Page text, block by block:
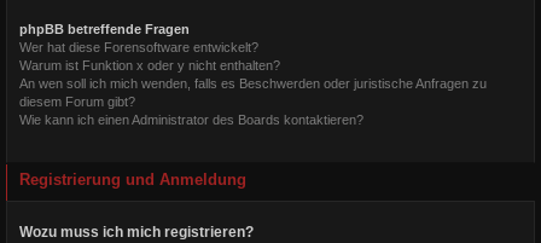
phpBB betreffende Fragen
Wer hat diese Forensoftware entwickelt?
Warum ist Funktion x oder y nicht enthalten?
An wen soll ich mich wenden, falls es Beschwerden oder juristische Anfragen zu
diesem Forum gibt?
Wie kann ich einen Administrator des Boards kontaktieren?
Registrierung und Anmeldung
Wozu muss ich mich registrieren?